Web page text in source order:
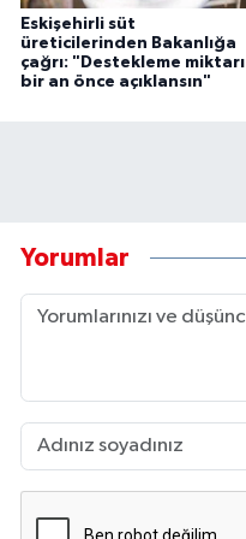
Eskişehirli süt
üreticilerinden Bakanlığa
çağrı: "Destekleme miktarı
bir an önce açıklansın"
Yorumlar